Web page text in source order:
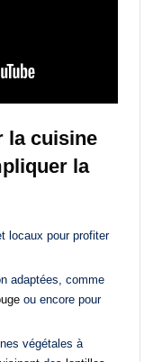
la cuisine
la
locaux pour profiter
adaptées, comme
ou encore pour
végétales à